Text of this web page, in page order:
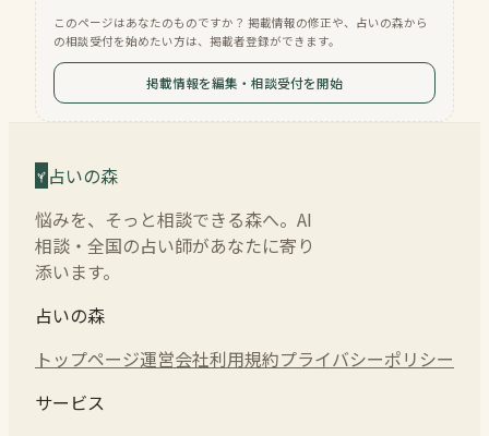
このページはあなたのものですか？ 掲載情報の修正や、占いの森から
の相談受付を始めたい方は、掲載者登録ができます。
掲載情報を編集・相談受付を開始
占いの森
悩みを、そっと相談できる森へ。AI
相談・全国の占い師があなたに寄り
添います。
占いの森
トップページ運営会社利用規約プライバシーポリシー
サービス